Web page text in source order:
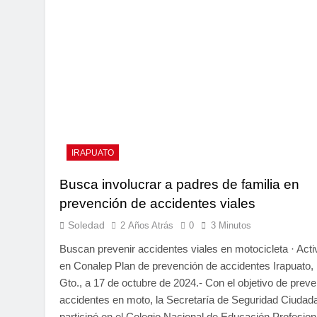
IRAPUATO
Busca involucrar a padres de familia en
prevención de accidentes viales
Soledad 2 Años Atrás 0 3 Minutos
Buscan prevenir accidentes viales en motocicleta ·
en Conalep Plan de prevención de accidentes Irapuato,
Gto., a 17 de octubre de 2024.- Con el objetivo de
accidentes en moto, la Secretaría de Seguridad